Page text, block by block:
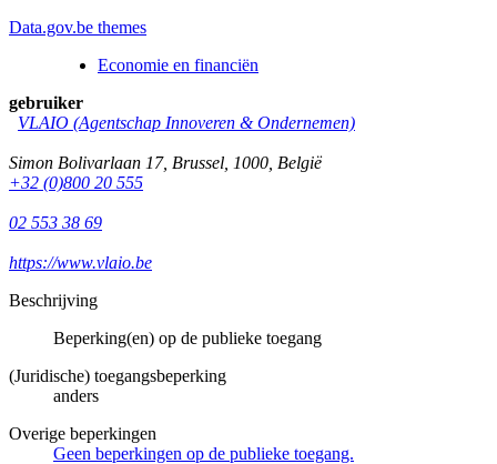
Data.gov.be themes
Economie en financiën
gebruiker
VLAIO (Agentschap Innoveren & Ondernemen)
Simon Bolivarlaan 17, Brussel 1000 België
+32 (0)800 20 555
02 553 38 69
https://www.vlaio.be
Beschrijving
Beperking(en) op de publieke toegang
(Juridische) toegangsbeperking
anders
Overige beperkingen
Geen beperkingen op de publieke toegang.